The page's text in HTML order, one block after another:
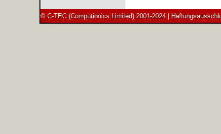
© C-TEC (Computionics Limited) 2001-2024 |